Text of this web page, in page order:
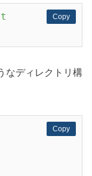
Copy
Copy
なディレクトリ構
Copy
Copy